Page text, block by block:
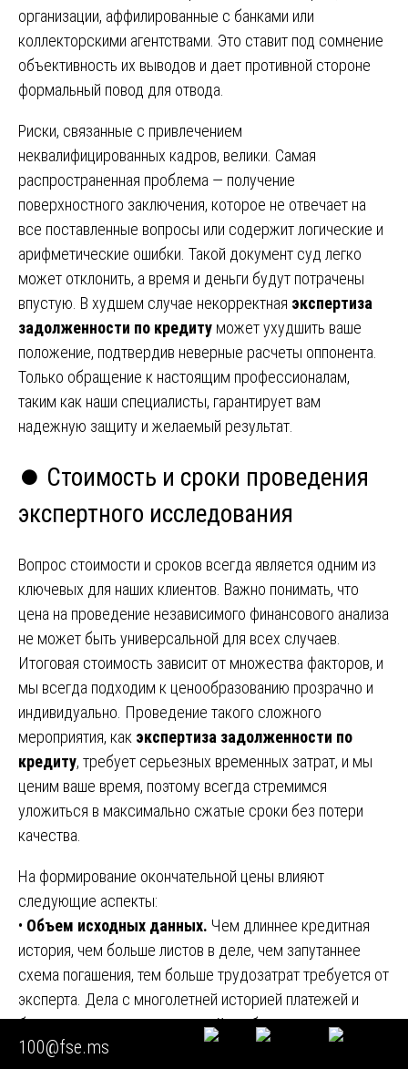
организации, аффилированные с банками или
коллекторскими агентствами. Это ставит под сомнение
объективность их выводов и дает противной стороне
формальный повод для отвода.
Риски, связанные с привлечением
неквалифицированных кадров, велики. Самая
распространенная проблема — получение
поверхностного заключения, которое не отвечает на
все поставленные вопросы или содержит логические и
арифметические ошибки. Такой документ суд легко
может отклонить, а время и деньги будут потрачены
впустую. В худшем случае некорректная экспертиза
задолженности по кредиту может ухудшить ваше
положение, подтвердив неверные расчеты оппонента.
Только обращение к настоящим профессионалам,
таким как наши специалисты, гарантирует вам
надежную защиту и желаемый результат.
⏺️ Стоимость и сроки проведения
экспертного исследования
Вопрос стоимости и сроков всегда является одним из
ключевых для наших клиентов. Важно понимать, что
цена на проведение независимого финансового анализа
не может быть универсальной для всех случаев.
Итоговая стоимость зависит от множества факторов, и
мы всегда подходим к ценообразованию прозрачно и
индивидуально. Проведение такого сложного
мероприятия, как экспертиза задолженности по
кредиту, требует серьезных временных затрат, и мы
ценим ваше время, поэтому всегда стремимся
уложиться в максимально сжатые сроки без потери
качества.
На формирование окончательной цены влияют
следующие аспекты:
• Объем исходных данных. Чем длиннее кредитная
история, чем больше листов в деле, чем запутаннее
схема погашения, тем больше трудозатрат требуется от
эксперта. Дела с многолетней историей платежей и
большим количеством траншей требуют проведения
сплошной проверки всех операций.
100@fse.ms